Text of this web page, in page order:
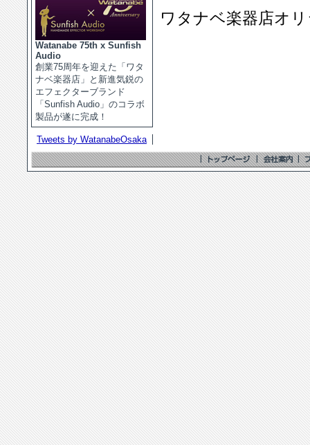
Watanabe 75th x Sunfish
Audio
創業75周年を迎えた「ワタ
ナベ楽器店」と新進気鋭の
エフェクターブランド
「Sunfish Audio」のコラボ
製品が遂に完成！
Tweets by WatanabeOsaka
ワタナベ楽器店オ